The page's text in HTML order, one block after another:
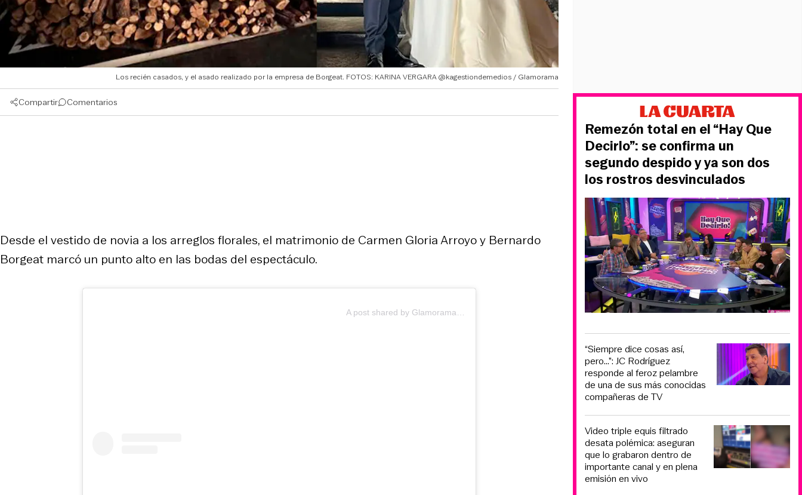
Los recién casados, y el asado realizado por la empresa de Borgeat. FOTOS: KARINA VERGARA @kagestiondemedios / Glamorama
Compartir Comentarios
Desde el vestido de novia a los arreglos florales, el matrimonio de Carmen Gloria Arroyo y Bernardo
Borgeat marcó un punto alto en las bodas del espectáculo.
Remezón total en el “Hay Que
Decirlo”: se confirma un
segundo despido y ya son dos
los rostros desvinculados
“Siempre dice cosas así,
pero...”: JC Rodríguez
responde al feroz pelambre
de una de sus más conocidas
compañeras de TV
Video triple equis filtrado
desata polémica: aseguran
que lo grabaron dentro de
importante canal y en plena
emisión en vivo